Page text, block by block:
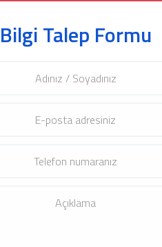
Bilgi Talep Formu